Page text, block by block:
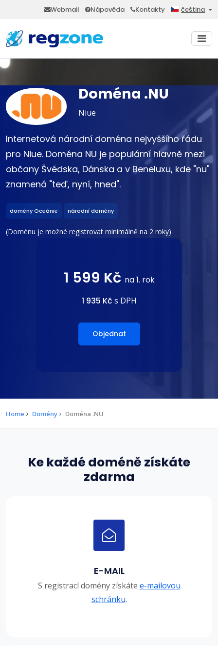
Webmail Nápověda Kontakty čeština
Doména .NU
Niue
Internetová národní doména nejvyššího řádu
pro Niue. Doména NU je populární hlavně mezi
občany Švédska, Dánska a v Beneluxu, kde "nu"
znamená "teď, nyní, hned".
domény Oceánie národní domény
(Doménu je možné registrovat minimálně na 2 roky)
1 599 Kč na 1. rok
1 935 Kč s DPH
Objednat
Home Domény Doména .NU
Ke každé doméně získáte
zdarma
E-MAIL
S registrací domény získáte e-mailovou
schránku.